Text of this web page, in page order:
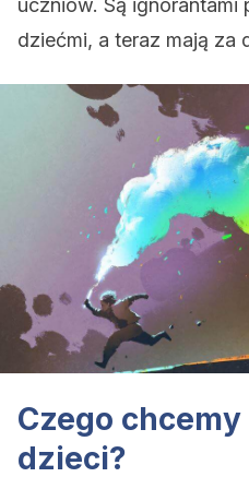
uczniów. Są
dziećmi, a teraz mają za
Czego
dzieci?